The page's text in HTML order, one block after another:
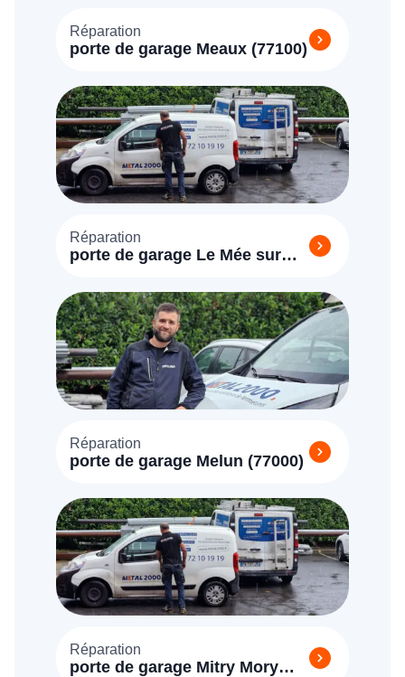
Réparation
porte de garage Meaux (77100)
Réparation
porte de garage Le Mée sur
Réparation
porte de garage Melun (77000)
Réparation
porte de garage Mitry Mory